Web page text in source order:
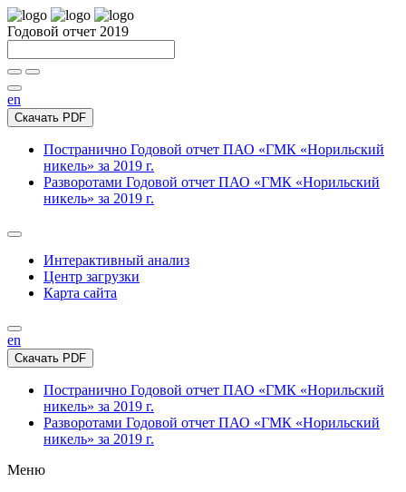
Годовой отчет 2019
en
Скачать PDF
Постранично Годовой отчет ПАО «ГМК «Норильский
никель» за 2019 г.
Разворотами Годовой отчет ПАО «ГМК «Норильский
никель» за 2019 г.
Интерактивный анализ
Центр загрузки
Карта сайта
en
Скачать PDF
Постранично Годовой отчет ПАО «ГМК «Норильский
никель» за 2019 г.
Разворотами Годовой отчет ПАО «ГМК «Норильский
никель» за 2019 г.
Меню